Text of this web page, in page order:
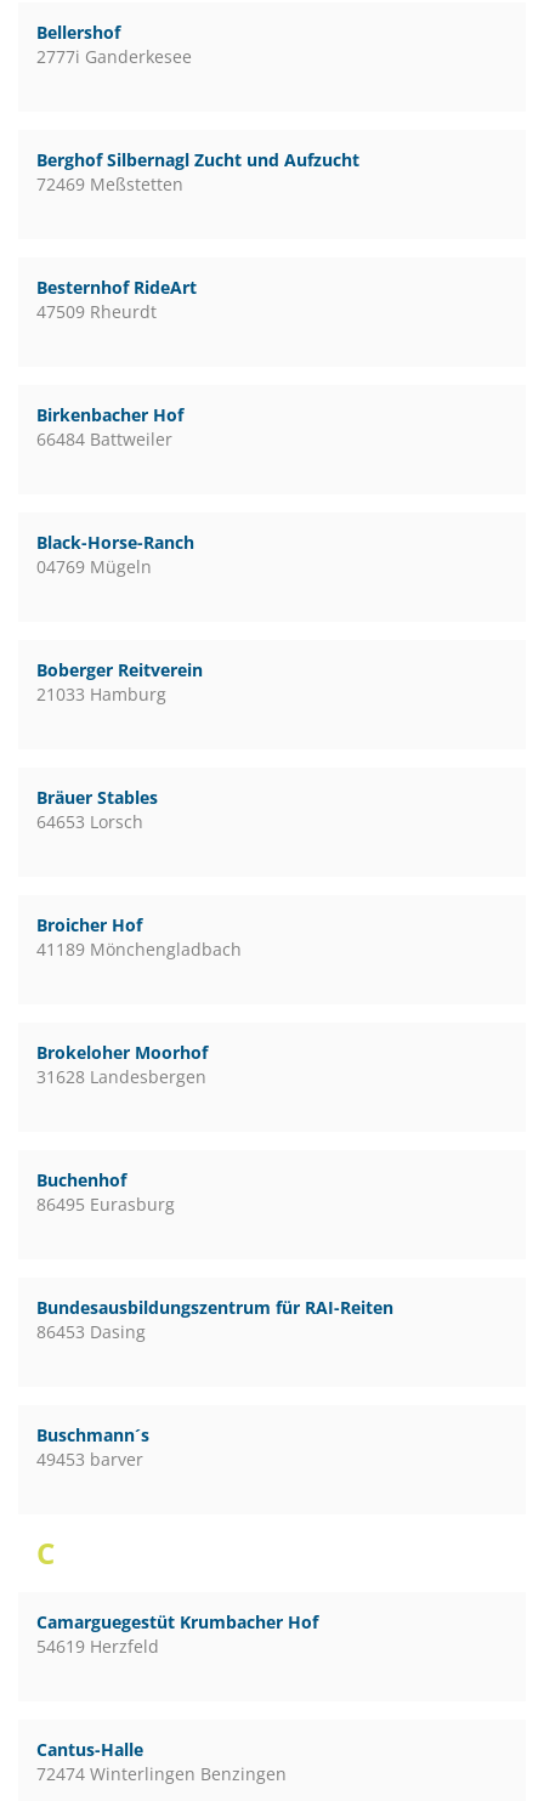
Bellershof
2777i Ganderkesee
Berghof Silbernagl Zucht und Aufzucht
72469 Meßstetten
Besternhof RideArt
47509 Rheurdt
Birkenbacher Hof
66484 Battweiler
Black-Horse-Ranch
04769 Mügeln
Boberger Reitverein
21033 Hamburg
Bräuer Stables
64653 Lorsch
Broicher Hof
41189 Mönchengladbach
Brokeloher Moorhof
31628 Landesbergen
Buchenhof
86495 Eurasburg
Bundesausbildungszentrum für RAI-Reiten
86453 Dasing
Buschmann´s
49453 barver
C
Camarguegestüt Krumbacher Hof
54619 Herzfeld
Cantus-Halle
72474 Winterlingen Benzingen